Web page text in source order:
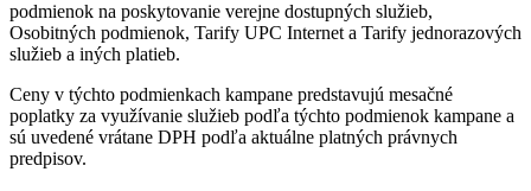
podmienok na poskytovanie verejne dostupných služieb,
Osobitných podmienok, Tarify UPC Internet a Tarify jednorazových
služieb a iných platieb.
Ceny v týchto podmienkach kampane predstavujú mesačné
poplatky za využívanie služieb podľa týchto podmienok kampane a
sú uvedené vrátane DPH podľa aktuálne platných právnych
predpisov.